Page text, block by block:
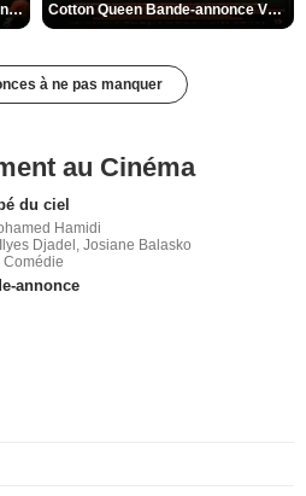
Des Fleurs pour Tokyo Bande-annonce VO STFR Cotton Queen Bande-annonce VO STFR
à ne pas manquer
au Cinéma
du ciel
Hamidi
Djadel, Josiane Balasko
Comédie
annonce